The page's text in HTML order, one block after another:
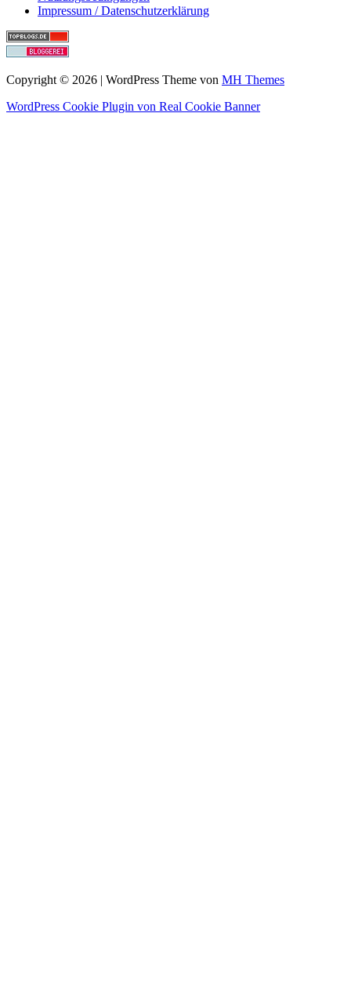
Impressum / Datenschutzerklärung
Copyright © 2026 | WordPress Theme von MH Themes
WordPress Cookie Plugin von Real Cookie Banner